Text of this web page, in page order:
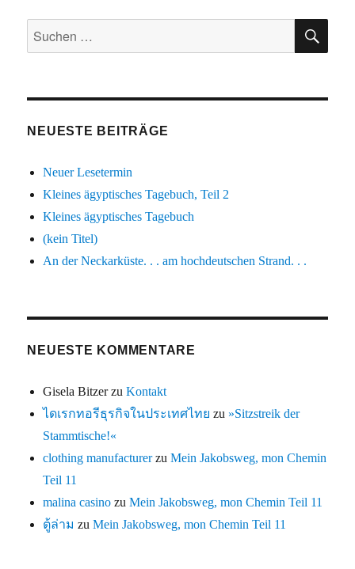
Suchen
nach:
NEUESTE BEITRÄGE
Neuer Lesetermin
Kleines ägyptisches Tagebuch, Teil 2
Kleines ägyptisches Tagebuch
(kein Titel)
An der Neckarküste. . . am hochdeutschen Strand. . .
NEUESTE KOMMENTARE
Gisela BitzerzuKontakt
ไดเรกทอรีธุรกิจในประเทศไทย zu »Sitzstreik der
Stammtische!«
clothing manufacturerzuMein Jakobsweg, mon Chemin
Teil 11
malina casino zuMein Jakobsweg, mon Chemin Teil 11
ตู้ล่าม zuMein Jakobsweg, mon Chemin Teil 11